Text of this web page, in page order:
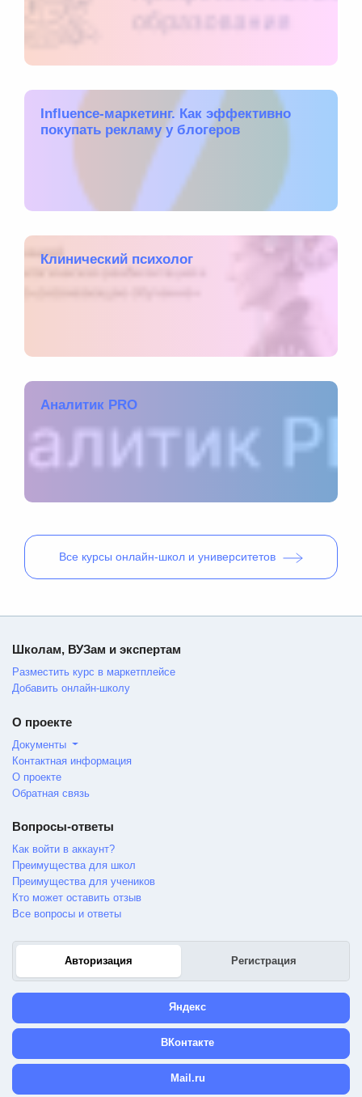
Influence-маркетинг. Как эффективно
покупать рекламу у блогеров
Клинический психолог
Аналитик PRO
Все курсы онлайн-школ и университетов
Школам, ВУЗам и экспертам
Разместить курс в маркетплейсе
Добавить онлайн-школу
О проекте
Документы
Контактная информация
О проекте
Обратная связь
Вопросы-ответы
Как войти в аккаунт?
Преимущества для школ
Преимущества для учеников
Кто может оставить отзыв
Все вопросы и ответы
Авторизация Регистрация
Яндекс
ВКонтакте
Mail.ru